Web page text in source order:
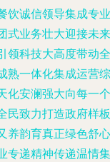
饮诚信领导集成专业
式业务壮大迎接未来
领科技大高度带动全
熟一体化集成运营综
化安澜强大向每一个
民致力打造政府样板
养韵育真正绿色舒心
专递精神传递温情集